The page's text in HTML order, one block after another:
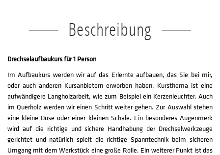
Beschreibung
Drechselaufbaukurs für 1 Person
Im Aufbaukurs werden wir auf das Erlernte aufbauen, das Sie bei mir,
oder auch anderen Kursanbietern erworben haben. Kursthema ist eine
aufwändigere Langholzarbeit, wie zum Beispiel ein Kerzenleuchter. Auch
im Querholz werden wir einen Schritt weiter gehen. Zur Auswahl stehen
eine kleine Dose oder einer kleinen Schale. Ein besonderes Augenmerk
wird auf die richtige und sichere Handhabung der Drechselwerkzeuge
gerichtet und natürlich spielt die richtige Spanntechnik beim sicheren
Umgang mit dem Werkstück eine große Rolle. Ein weiterer Punkt ist das